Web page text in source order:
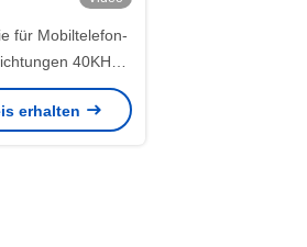
für Mobiltelefon-
40KHZ
erhalten